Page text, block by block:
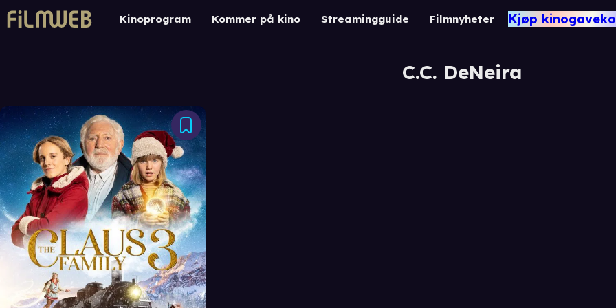
Kinoprogram Kommer på kino Streamingguide Filmnyheter Kjøp
C.C. DeNeira